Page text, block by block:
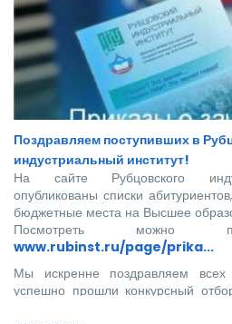
Поздравляем поступивших в
индустриальный институт!
На сайте Рубцовского
опубликованы списки
бюджетные места на Высшее
Посмотреть
www.rubinst.ru/page/prika...
Мы искренне поздравляем всех
успешно прошли конкурсный